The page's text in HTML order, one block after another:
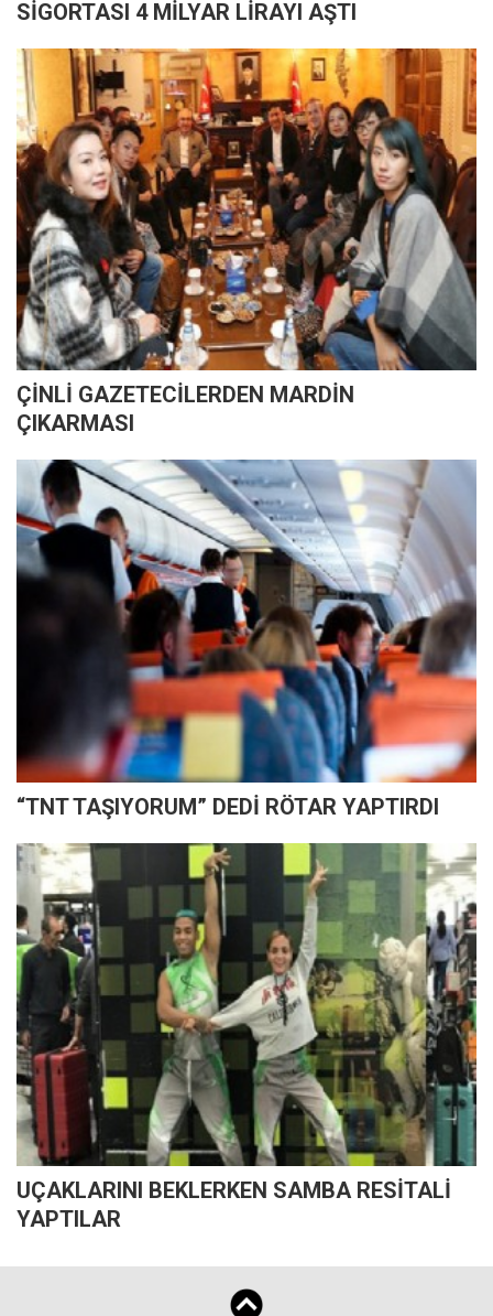
SİGORTASI 4 MİLYAR LİRAYI AŞTI
ÇİNLİ GAZETECİLERDEN MARDİN
ÇIKARMASI
“TNT TAŞIYORUM” DEDİ RÖTAR YAPTIRDI
UÇAKLARINI BEKLERKEN SAMBA RESİTALİ
YAPTILAR